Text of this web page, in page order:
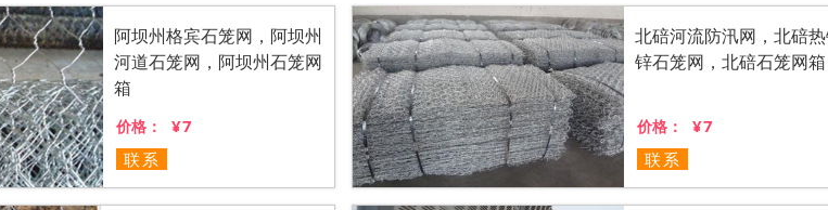
阿坝州格宾石笼网，阿坝州
河道石笼网，阿坝州石笼网
箱
价格：
¥7
联系
北碚河流防汛网，北碚
锌石笼网，北碚石笼网箱
价格：
¥7
联系